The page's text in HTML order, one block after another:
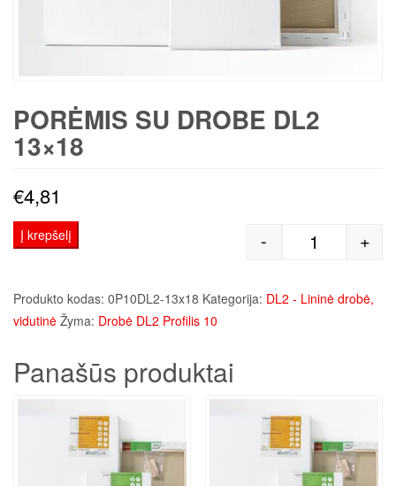
PORĖMIS SU DROBE DL2
13×18
€4,81
produkto
- +
Į krepšelį
Produkto kodas: 0P10DL2-13x18 Kategorija: DL2 - Lininė drobė,
vidutinė Žyma: Drobė DL2 Profilis 10
Panašūs produktai